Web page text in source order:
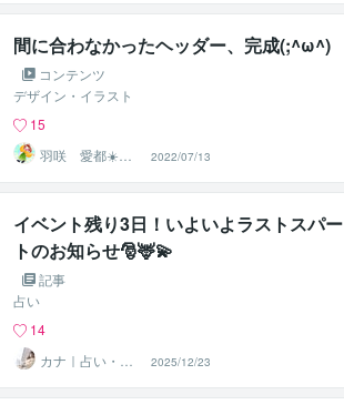
間に合わなかったヘッダー、完成(;^ω^)
コンテンツ
デザイン・イラスト
15
羽咲 愛都☀️ハ
サキ アイト☀️
2022/07/13
イベント残り3日！いよいよラストスパー
トのお知らせ🎅🦌💫
記事
占い
14
カナ｜占い・ス
ピ系専門制作代
行
2025/12/23